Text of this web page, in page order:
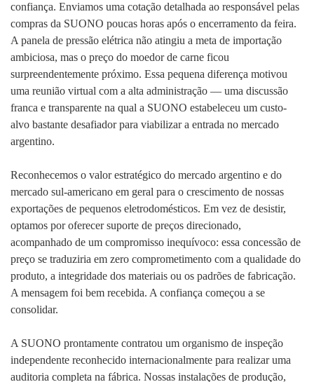
confiança. Enviamos uma cotação detalhada ao responsável pelas
compras da SUONO poucas horas após o encerramento da feira.
A panela de pressão elétrica não atingiu a meta de importação
ambiciosa, mas o preço do moedor de carne ficou
surpreendentemente próximo. Essa pequena diferença motivou
uma reunião virtual com a alta administração — uma discussão
franca e transparente na qual a SUONO estabeleceu um custo-
alvo bastante desafiador para viabilizar a entrada no mercado
argentino.
Reconhecemos o valor estratégico do mercado argentino e do
mercado sul-americano em geral para o crescimento de nossas
exportações de pequenos eletrodomésticos. Em vez de desistir,
optamos por oferecer suporte de preços direcionado,
acompanhado de um compromisso inequívoco: essa concessão de
preço se traduziria em zero comprometimento com a qualidade do
produto, a integridade dos materiais ou os padrões de fabricação.
A mensagem foi bem recebida. A confiança começou a se
consolidar.
A SUONO prontamente contratou um organismo de inspeção
independente reconhecido internacionalmente para realizar uma
auditoria completa na fábrica. Nossas instalações de produção,